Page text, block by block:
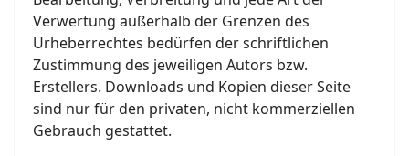
Verwertung außerhalb der Grenzen des
Urheberrechtes bedürfen der schriftlichen
Zustimmung des jeweiligen Autors bzw.
Erstellers. Downloads und Kopien dieser Seite
sind nur für den privaten, nicht kommerziellen
Gebrauch gestattet.